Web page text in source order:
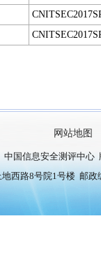
网站地图
中国信息安全测评中心
西路8号院1号楼 邮